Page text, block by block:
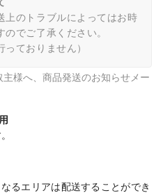
上のトラブルによってはお時
でご了承ください。
ておりません）
様へ、商品発送のお知らせメー
るエリアは配送することができ